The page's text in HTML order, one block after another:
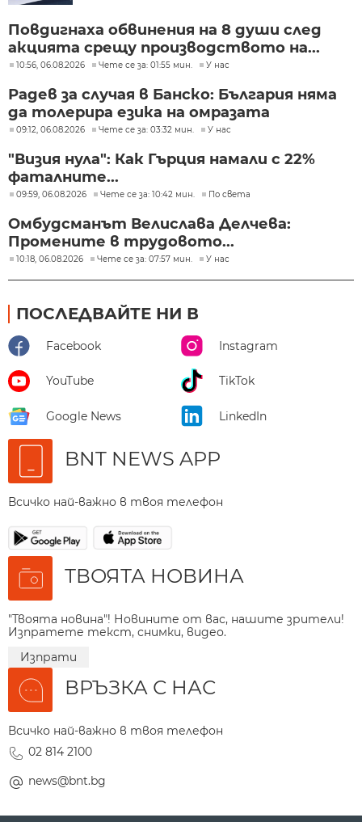
Повдигнаха обвинения на 8 души след
акцията срещу производството на...
10:56, 06.08.2026 Чете се за: 01:55 мин. У нас
Радев за случая в Банско: България няма
да толерира езика на омразата
09:12, 06.08.2026 Чете се за: 03:32 мин. У нас
"Визия нула": Как Гърция намали с 22%
фаталните...
09:59, 06.08.2026 Чете се за: 10:42 мин. По света
Омбудсманът Велислава Делчева:
Промените в трудовото...
10:18, 06.08.2026 Чете се за: 07:57 мин. У нас
ПОСЛЕДВАЙТЕ НИ В
Facebook Instagram
YouTube TikTok
Google News LinkedIn
BNT NEWS APP
Всичко най-важно в твоя телефон
ТВОЯТА НОВИНА
"Твоята новина"! Новините от вас, нашите зрители!
Изпратете текст, снимки, видео.
Изпрати
ВРЪЗКА С НАС
Всичко най-важно в твоя телефон
02 814 2100
news@bnt.bg